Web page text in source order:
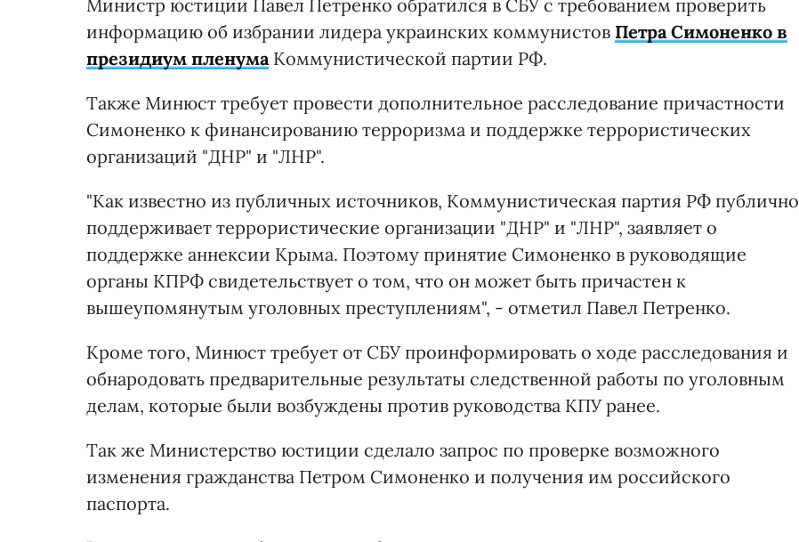
Министр юстиции Павел Петренко обратился в СБУ с требованием проверить
информацию об избрании лидера украинских коммунистов Петра Симоненко в
президиум пленумаКоммунистической партии РФ.
Также Минюст требует провести дополнительное расследование причастности
Симоненко к финансированию терроризма и поддержке террористических
организаций "ДНР" и "ЛНР".
"Как известно из публичных источников, Коммунистическая партия РФ публично
поддерживает террористические организации "ДНР" и "ЛНР", заявляет о
поддержке аннексии Крыма. Поэтому принятие Симоненко в руководящие
органы КПРФ свидетельствует о том, что он может быть причастен к
вышеупомянутым уголовных преступлениям", - отметил Павел Петренко.
Кроме того, Минюст требует от СБУ проинформировать о ходе расследования и
обнародовать предварительные результаты следственной работы по уголовным
делам, которые были возбуждены против руководства КПУ ранее.
Так же Министерство юстиции сделало запрос по проверке возможного
изменения гражданства Петром Симоненко и получения им российского
паспорта.